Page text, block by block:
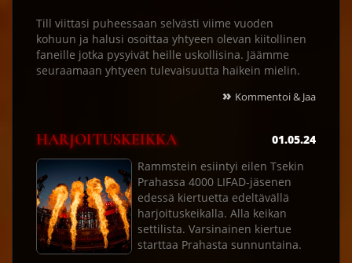
Till viittasi puheessaan selvästi viime vuoden
kohuun ja halusi osoittaa yhtyeen olevan kiitollinen
faneille jotka pysyivät heille uskollisina. Jäämme
seuraamaan yhtyeen tulevaisuutta haikein mielin.
» Kommentoi & Jaa
HARJOITUSKEIKKA
01.05.24
Rammstein esiintyi eilen Tsekin
Prahassa 4000 LIFAD-jäsenen
edessä kiertuetta edeltävällä
harjoituskeikalla. Alla keikan
settilista. Varsinainen kiertue
starttaa Prahasta sunnuntaina.